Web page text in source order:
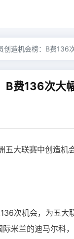
创造机会榜：B费136
B费136次大
大联赛中创造机
次机会，为五
米兰的迪马尔科